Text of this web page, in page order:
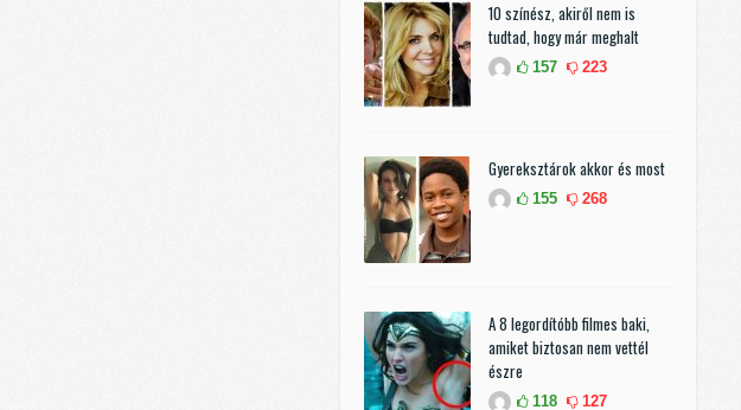
10 színész, akiről nem is
tudtad, hogy már meghalt
157 223
Gyereksztárok akkor és most
155 268
A 8 legordítóbb filmes baki,
amiket biztosan nem vettél
észre
118 127